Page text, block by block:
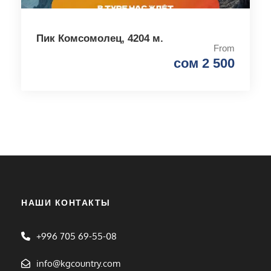
Пик Комсомолец, 4204 м.
From
сом 2 500
НАШИ КОНТАКТЫ
+996 705 69-55-08
info@kgcountry.com